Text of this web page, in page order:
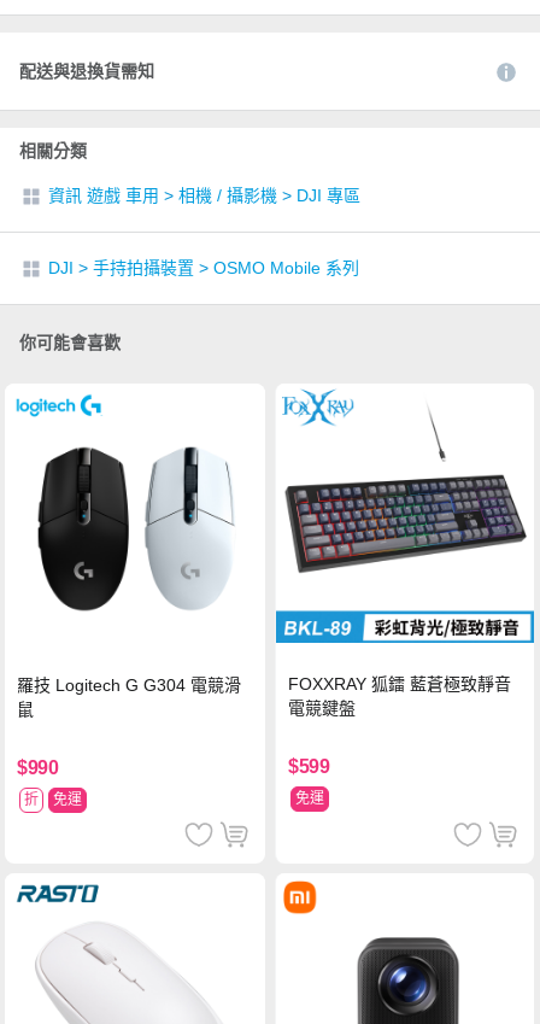
配送與退換貨需知
相關分類
資訊 遊戲 車用 > 相機 / 攝影機 > DJI 專區
DJI > 手持拍攝裝置 > OSMO Mobile 系列
你可能會喜歡
羅技 Logitech G G304 電競滑
鼠
$990
折 免運
FOXXRAY 狐鐳 藍蒼極致靜音
電競鍵盤
$599
免運